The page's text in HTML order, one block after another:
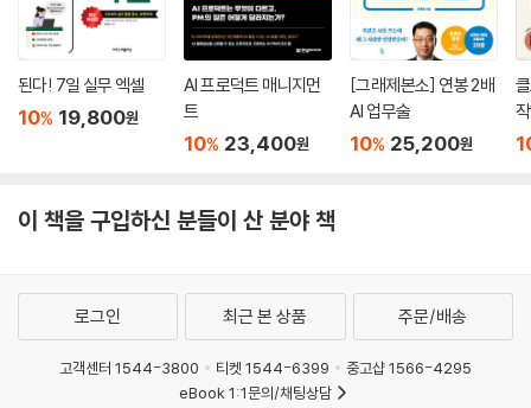
8.3 웹 브라우저 제어
___selenium 개요
___웹 브라우저 제어하기
[실습] 네이버 환율 정보 수집 후 CSV로 저장하기
[실습] 사업자등록번호 휴폐업 조회하기
___비즈니스 케이스
___청구서 발행 프로세스 분석
된다! 7일 실무 엑셀
10% 19,800원
AI 프로덕트 매니지먼
트
10% 23,400원
[그래제본소] 연봉 2배
AI 업무술
10% 25,200원
이 책을 구입하신 분들이 산 분야 책
로그인 최근 본 상품 주문/배송
고객센터 1544-3800 티켓 1544-6399
중고샵 1566-4295
eBook 1:1문의/채팅상담